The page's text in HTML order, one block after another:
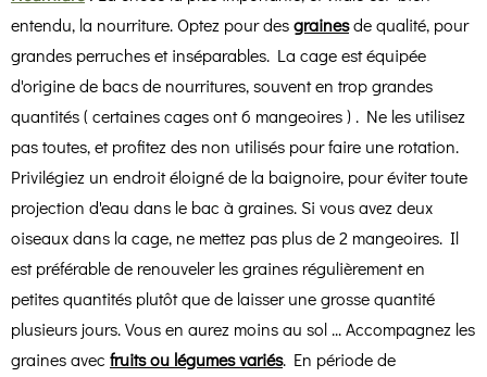
entendu, la nourriture. Optez pour desgrainesde qualité, pour
grandes perruches et inséparables. La cage est équipée
d'origine de bacs de nourritures, souvent en trop grandes
quantités ( certaines cages ont 6 mangeoires ) . Ne les utilisez
pas toutes, et profitez des non utilisés pour faire une rotation.
Privilégiez un endroit éloigné de la baignoire, pour éviter toute
projection d'eau dans le bac à graines. Si vous avez deux
oiseaux dans la cage, ne mettez pas plus de 2 mangeoires. Il
est préférable de renouveler les graines régulièrement en
petites quantités plutôt que de laisser une grosse quantité
plusieurs jours. Vous en aurez moins au sol ... Accompagnez les
graines avec fruits ou légumes variés. En période de